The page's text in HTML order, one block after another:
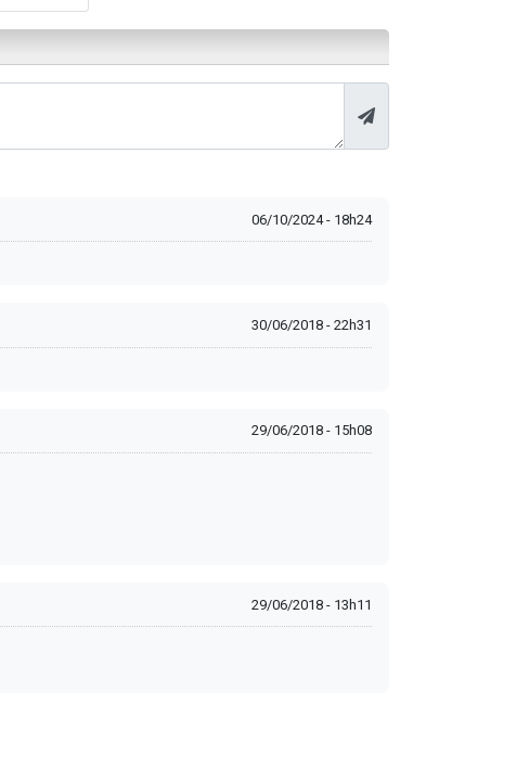
06/10/2024 - 18h24
30/06/2018 - 22h31
29/06/2018 - 15h08
29/06/2018 - 13h11